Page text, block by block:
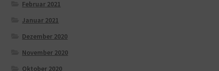
Februar 2021
Januar 2021
Dezember 2020
November 2020
Oktober 2020